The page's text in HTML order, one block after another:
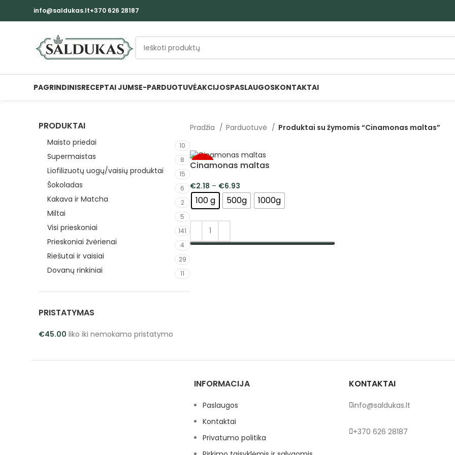
info@saldukas.lt+370 626 28187
PAGRINDINISRECEPTAI JUMSE-PARDUOTUVĖAKCIJOSPASLAUGOSKONTAKTAI
PRODUKTAI
Maisto priedai 10
Supermaistas 8
Liofilizuotų uogų/vaisių produktai 15
Šokoladas 6
Kakava ir Matcha 2
Miltai 5
Visi prieskoniai 141
Prieskoniai žvėrienai 4
Riešutai ir vaisiai 29
Dovanų rinkiniai 11
PRISTATYMAS
€45.00 liko iki nemokamo pristatymo
Pradžia Parduotuvė Produktai su žymomis “Cinamonas maltas”
-5%
Cinamonas maltas
€2.18 – €6.93
100 g 500g 1000g
INFORMACIJA
Paslaugos
Kontaktai
Privatumo politika
KONTAKTAI
info@saldukas.lt
+370 626 28187